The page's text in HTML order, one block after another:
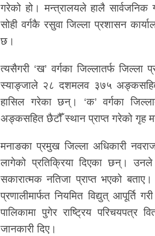
गरेको हो। मन्त्रालयले हालै सार्वजनिक
सोही वर्गकै रसुवा जिल्ला प्रशासन
छ।
त्यसैगरी ‘ख’ वर्गका जिल्लातर्फ
स्याङ्जाले २८ दशमलव ३७५
हासिल गरेका छन्। ‘क’ वर्गका
अङ्कसहित छैटौँ स्थान प्राप्त गरेको गृह
मनाङका प्रमुख जिल्ला अधिकारी
लागेको प्रतिक्रिया दिएका छन्। उनले
सकारात्मक नतिजा प्राप्त भएको
प्रणालीमार्फत नियमित विद्युत् आपूर्ति
पालिकामा पुगेर राष्ट्रिय परिचयपत्र
जानकारी दिए।